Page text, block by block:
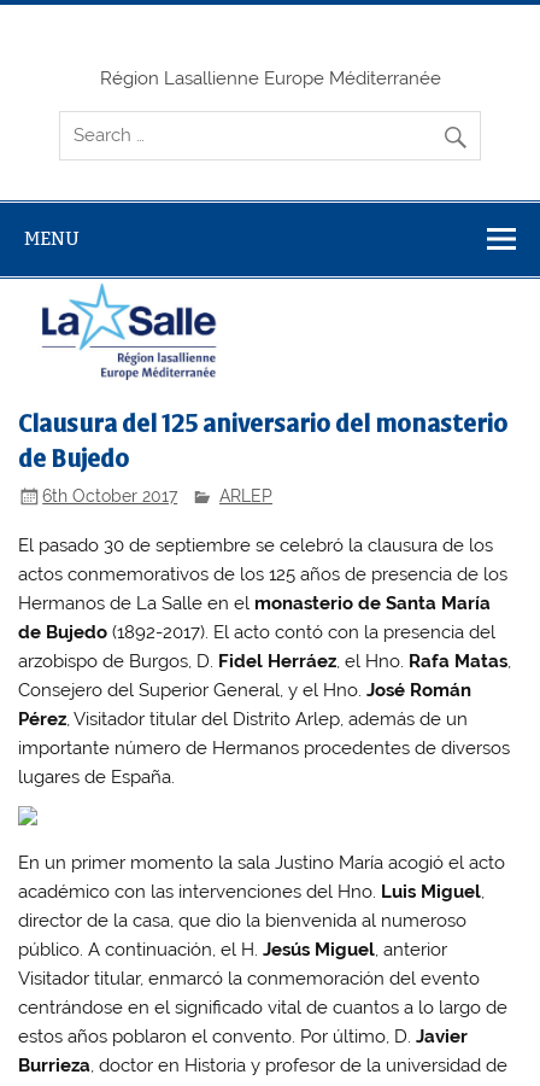
Skip
Région Lasallienne Europe Méditerranée
MENU
Clausura del 125 aniversario del monasterio
de Bujedo
6th October 2017 ARLEP
El pasado 30 de septiembre se celebró la clausura de los
actos conmemorativos de los 125 años de presencia de los
Hermanos de La Salle en el monasterio de Santa María
de Bujedo(1892-2017). El acto contó con la presencia del
arzobispo de Burgos, D. Fidel Herráez, el Hno. Rafa Matas,
Consejero del Superior General, y el Hno. José Román
Pérez, Visitador titular del Distrito Arlep, además de un
importante número de Hermanos procedentes de diversos
lugares de España.
En un primer momento la sala Justino María acogió el acto
académico con las intervenciones del Hno. Luis Miguel,
director de la casa, que dio la bienvenida al numeroso
público. A continuación, el H.Jesús Miguel, anterior
Visitador titular, enmarcó la conmemoración del evento
centrándose en el significado vital de cuantos a lo largo de
estos años poblaron el convento. Por último, D.Javier
Burrieza, doctor en Historia y profesor de la universidad de